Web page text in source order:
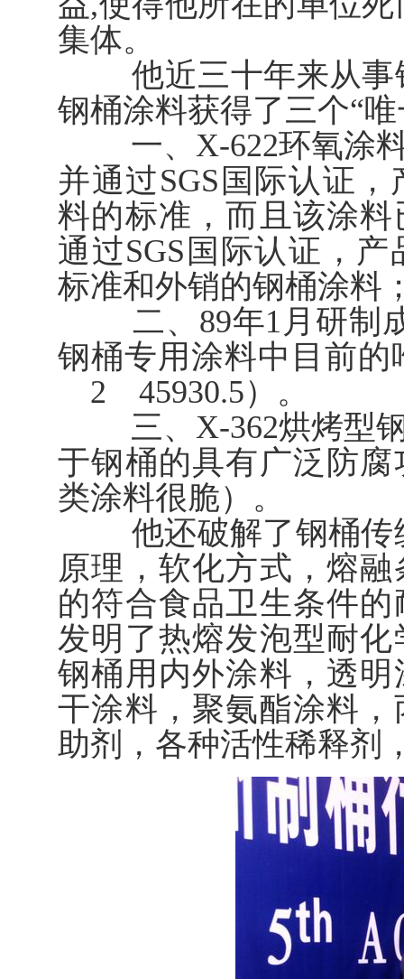
集体。
他近三十年来从事
钢桶涂料获得了三个“唯
一、X-622环氧涂料
并通过SGS国际认证
料的标准，而且该涂
通过SGS国际认证，
标准和外销的钢桶涂料
二、89年1月研制成
钢桶专用涂料中目前
2 45930.5）。
三、X-362烘烤型钢
于钢桶的具有广泛防
类涂料很脆）。
他还破解了钢桶传
原理，软化方式，熔
的符合食品卫生条件
发明了热熔发泡型耐
钢桶用内外涂料，透
干涂料，聚氨酯涂料
助剂，各种活性稀释剂